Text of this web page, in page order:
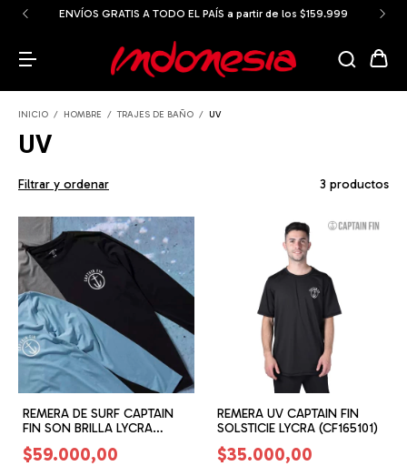
ENVÍOS GRATIS A TODO EL PAÍS a partir de los $159.999
INICIO / HOMBRE / TRAJES DE BAÑO / UV
UV
Filtrar y ordenar 3 productos
REMERA DE SURF CAPTAIN
FIN SON BRILLA LYCRA
(CF145206)
$59.000,00
REMERA UV CAPTAIN FIN
SOLSTICIE LYCRA (CF165101)
$35.000,00